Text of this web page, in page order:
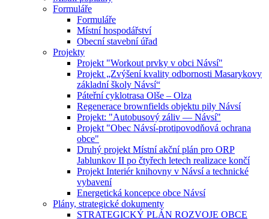
Formuláře
Formuláře
Místní hospodářství
Obecní stavební úřad
Projekty
Projekt "Workout prvky v obci Návsí"
Projekt „Zvýšení kvality odbornosti Masarykovy
základní školy Návsí“
Páteřní cyklotrasa Olše – Olza
Regenerace brownfields objektu pily Návsí
Projekt: "Autobusový záliv — Návsí"
Projekt "Obec Návsí-protipovodňová ochrana
obce"
Druhý projekt Místní akční plán pro ORP
Jablunkov II po čtyřech letech realizace končí
Projekt Interiér knihovny v Návsí a technické
vybavení
Energetická koncepce obce Návsí
Plány, strategické dokumenty
STRATEGICKÝ PLÁN ROZVOJE OBCE